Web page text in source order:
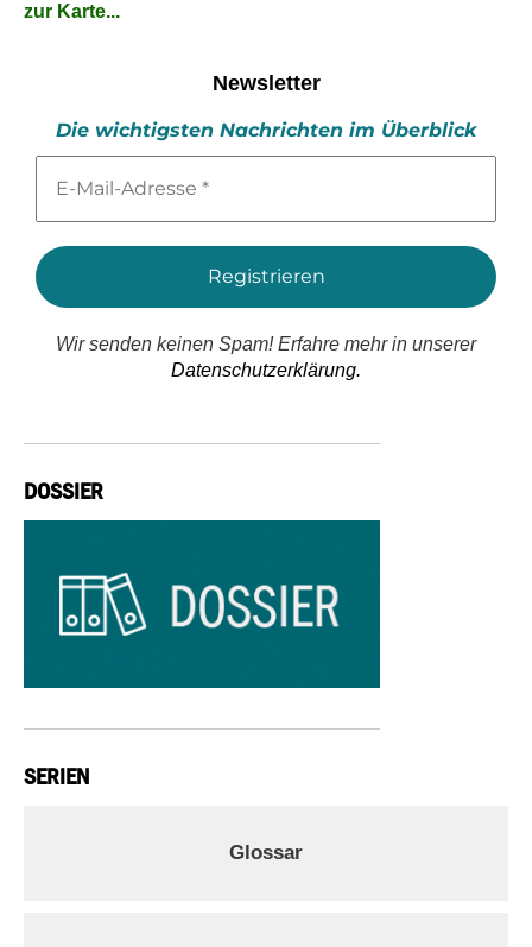
zur Karte...
Newsletter
Die wichtigsten Nachrichten im Überblick
Mail-
*
Wir senden keinen Spam! Erfahre mehr in unserer
Datenschutzerklärung.
DOSSIER
SERIEN
Glossar